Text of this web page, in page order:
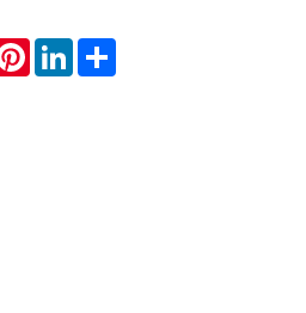
PinterestLinkedInShare